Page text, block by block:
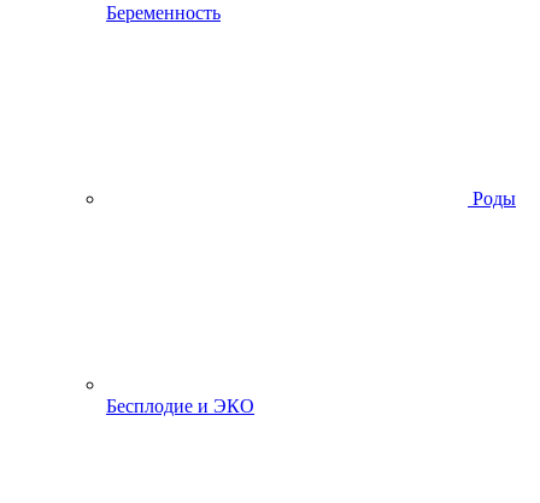
Беременность
Роды
Бесплодие и ЭКО